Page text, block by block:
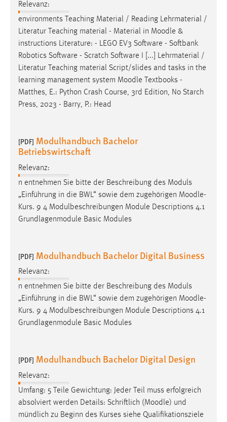
Relevanz:
environments Teaching Material / Reading Lehrmaterial /
Literatur Teaching material - Material in Moodle &
instructions Literature: - LEGO EV3 Software - Softbank
Robotics Software - Scratch Software I [...] Lehrmaterial /
Literatur Teaching material Script/slides and tasks in the
learning management system Moodle Textbooks -
Matthes, E.: Python Crash Course, 3rd Edition, No Starch
Press, 2023 - Barry, P.: Head
[PDF] Modulhandbuch Bachelor
Betriebswirtschaft
Relevanz:
n entnehmen Sie bitte der Beschreibung des Moduls
„Einführung in die BWL“ sowie dem zugehörigen Moodle-
Kurs. 9 4 Modulbeschreibungen Module Descriptions 4.1
Grundlagenmodule Basic Modules
[PDF] Modulhandbuch Bachelor Digital Business
Relevanz:
n entnehmen Sie bitte der Beschreibung des Moduls
„Einführung in die BWL“ sowie dem zugehörigen Moodle-
Kurs. 9 4 Modulbeschreibungen Module Descriptions 4.1
Grundlagenmodule Basic Modules
[PDF] Modulhandbuch Bachelor Digital Design
Relevanz:
Umfang: 5 Teile Gewichtung: Jeder Teil muss erfolgreich
absolviert werden Details: Schriftlich (Moodle) und
mündlich zu Beginn des Kurses siehe Qualifikationsziele